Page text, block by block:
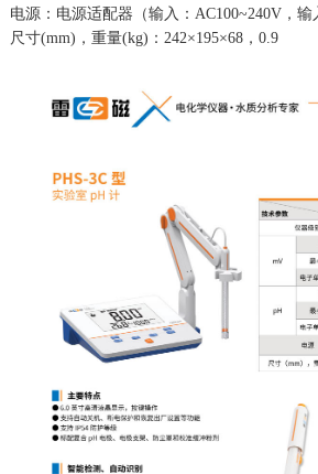
电源：电源适配器（输入：AC100~240V，输
尺寸(mm)，重量(kg)：242×195×68，0.9